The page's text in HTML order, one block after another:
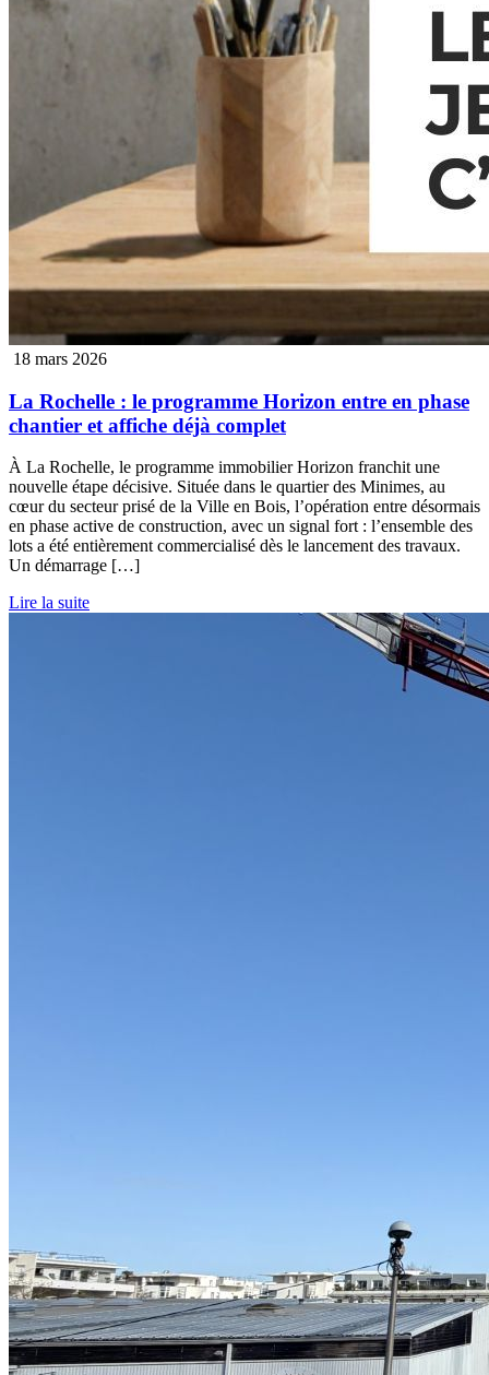
18 mars 2026
La Rochelle : le programme Horizon entre en phase
chantier et affiche déjà complet
À La Rochelle, le programme immobilier Horizon franchit une
nouvelle étape décisive. Située dans le quartier des Minimes, au
cœur du secteur prisé de la Ville en Bois, l’opération entre désormais
en phase active de construction, avec un signal fort : l’ensemble des
lots a été entièrement commercialisé dès le lancement des travaux.
Un démarrage […]
Lire la suite